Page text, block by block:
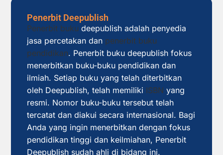
Penerbit Deepublish
Penerbit buku deepublish adalah penyedia
jasa percetakan dan penerbit buku
pendidikan. Penerbit buku deepublish fokus
menerbitkan buku-buku pendidikan dan
ilmiah. Setiap buku yang telah diterbitkan
oleh Deepublish, telah memiliki ISBN yang
resmi. Nomor buku-buku tersebut telah
tercatat dan diakui secara internasional. Bagi
Anda yang ingin menerbitkan dengan fokus
pendidikan tinggi dan keilmiahan, Penerbit
Deepublish sudah ahli di bidang ini.